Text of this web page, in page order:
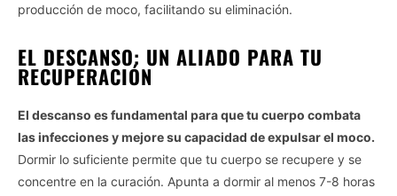
producción de moco, facilitando su eliminación.
EL DESCANSO: UN ALIADO PARA TU
RECUPERACIÓN
El descanso es fundamental para que tu cuerpo combata
las infecciones y mejore su capacidad de expulsar el moco.
Dormir lo suficiente permite que tu cuerpo se recupere y se
concentre en la curación. Apunta a dormir al menos 7-8 horas